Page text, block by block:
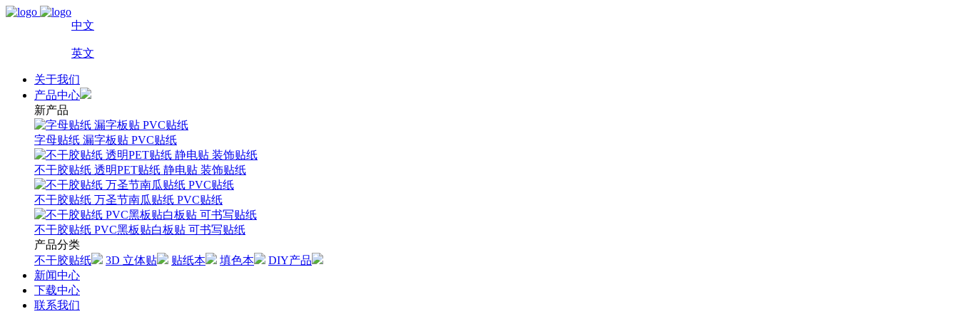
中文
英文
关于我们
产品中心
新产品
字母贴纸 漏字板贴 PVC贴纸
不干胶贴纸 透明PET贴纸 静电贴 装饰贴纸
不干胶贴纸 万圣节南瓜贴纸 PVC贴纸
不干胶贴纸 PVC黑板贴白板贴 可书写贴纸
产品分类
不干胶贴纸
3D 立体贴 贴纸本 填色本
DIY产品
新闻中心
下载中心
联系我们